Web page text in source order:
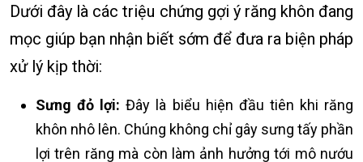
Dưới đây là các triệu chứng gợi ý răng khôn đang
mọc giúp bạn nhận biết sớm để đưa ra biện pháp
xử lý kịp thời:
Sưng đỏ lợi: Đây là biểu hiện đầu tiên khi răng
khôn nhô lên. Chúng không chỉ gây sưng tấy phần
lợi trên răng mà còn làm ảnh hưởng tới mô nướu